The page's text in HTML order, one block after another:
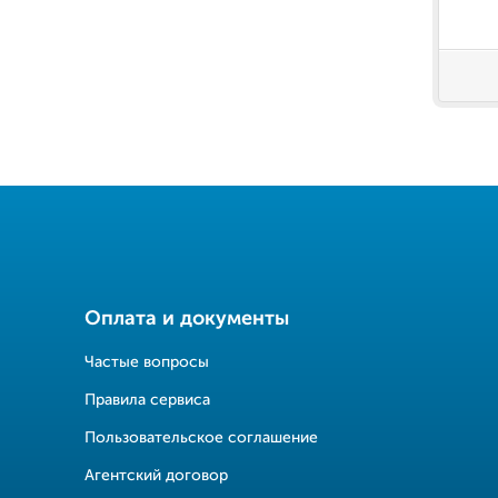
Оплата и документы
Частые вопросы
Правила сервиса
Пользовательское соглашение
Агентский договор